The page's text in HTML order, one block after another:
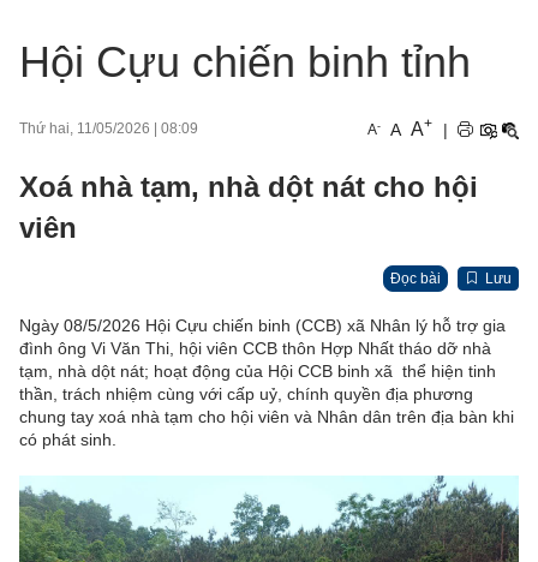
Hội Cựu chiến binh tỉnh
Thứ hai, 11/05/2026 08:09 A- A A+ |
Xoá nhà tạm, nhà dột nát cho hội
viên
Đọc bài Lưu
Ngày 08/5/2026 Hội Cựu chiến binh (CCB) xã Nhân lý hỗ trợ gia
đình ông Vi Văn Thi, hội viên CCB thôn Hợp Nhất tháo dỡ nhà
tạm, nhà dột nát; hoạt động của Hội CCB binh xã thể hiện tinh
thần, trách nhiệm cùng với cấp uỷ, chính quyền địa phương
chung tay xoá nhà tạm cho hội viên và Nhân dân trên địa bàn khi
có phát sinh.